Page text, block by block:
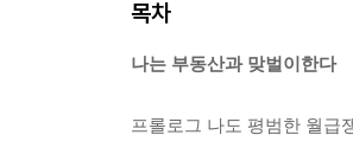
목차
나는 부동산과 맞벌이한다
프롤로그 나도 평범한 월급